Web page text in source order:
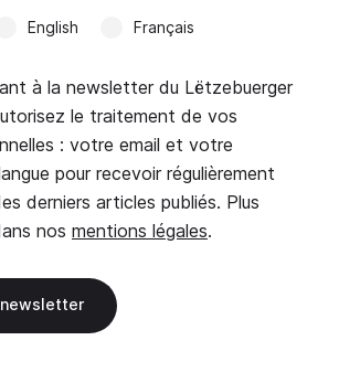
English Français
à la newsletter du Lëtzebuerger
le traitement de vos
: votre email et votre
pour recevoir régulièrement
derniers articles publiés. Plus
nos mentions légales.